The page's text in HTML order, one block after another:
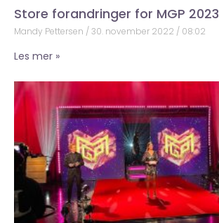
Store forandringer for MGP 2023
Mandy Pettersen 30. november 2022 08:02
Les mer »